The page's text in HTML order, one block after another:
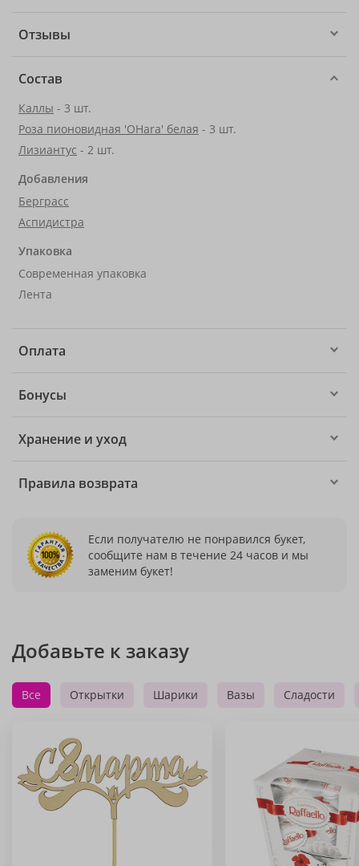
Отзывы
Состав
Каллы - 3 шт.
Роза пионовидная 'OHara' белая - 3 шт.
Лизиантус - 2 шт.
Добавления
Берграсс
Аспидистра
Упаковка
Современная упаковка
Лента
Оплата
Бонусы
Хранение и уход
Правила возврата
Если получателю не понравился букет,
сообщите нам в течение 24 часов и мы
заменим букет!
Добавьте к заказу
Все Открытки Шарики Вазы Сладости